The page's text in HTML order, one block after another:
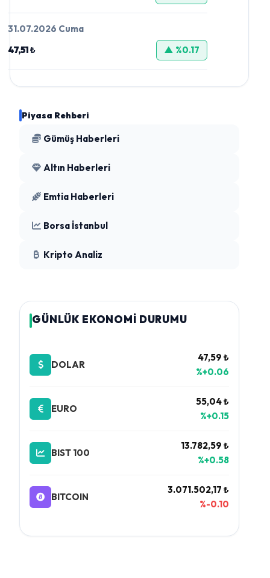
31.07.2026 Cuma
47,51 ₺
▲ %0.17
Piyasa Rehberi
Gümüş Haberleri
Altın Haberleri
Emtia Haberleri
Borsa İstanbul
Kripto Analiz
GÜNLÜK EKONOMİ DURUMU
DOLAR
47,59 ₺
%+0.06
EURO
55,04 ₺
%+0.15
BIST 100
13.782,59 ₺
%+0.58
BITCOIN
3.071.502,17 ₺
%-0.10